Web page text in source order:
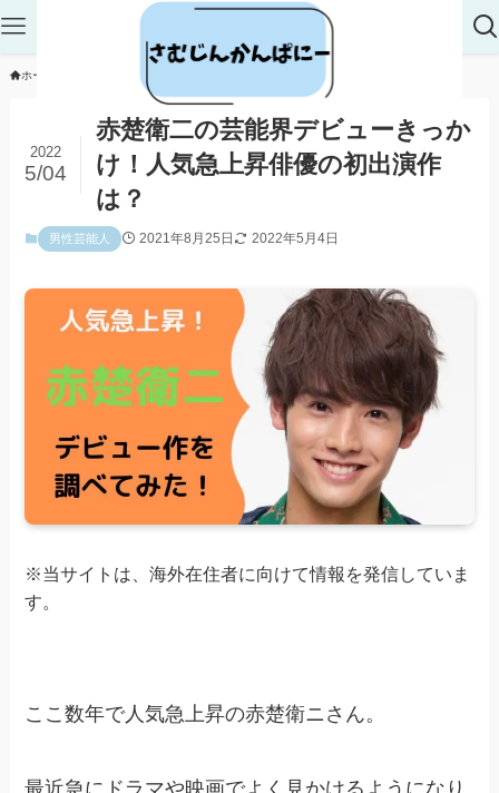
ホーム
赤楚衛二の芸能界デビューきっか
け！人気急上昇俳優の初出演作
は？
2022
5/04
男性芸能人 2021年8月25日 2022年5月4日
※当サイトは、海外在住者に向けて情報を発信していま
す。
ここ数年で人気急上昇の赤楚衛ニさん。